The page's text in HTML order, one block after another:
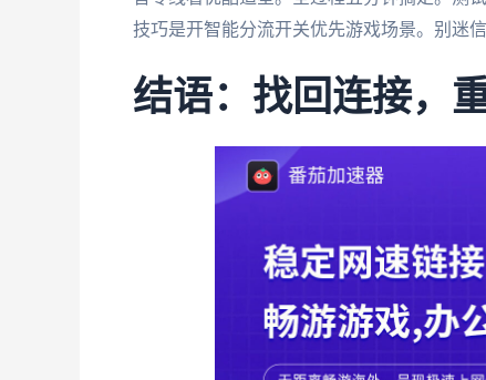
技巧是开智能分流开关优先游戏场景。别迷
结语：找回连接，